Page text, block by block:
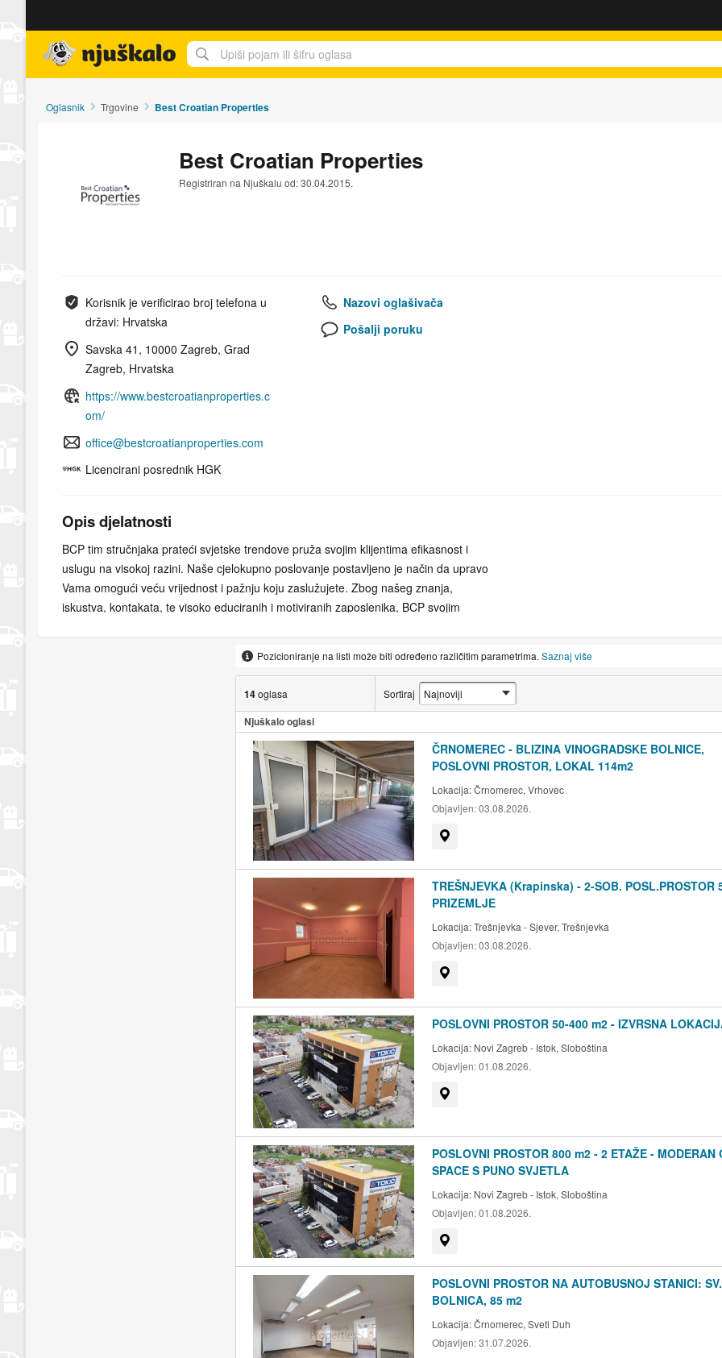
Oglasnik Trgovine Best Croatian Properties
Best Croatian Properties
Registriran na Njuškalu od: 30.04.2015.
Korisnik je verificirao broj telefona u
državi: Hrvatska
Savska 41, 10000 Zagreb, Grad
Zagreb, Hrvatska
https://www.bestcroatianproperties.c
om/
office@bestcroatianproperties.com
Licencirani posrednik HGK
Nazovi oglašivača
Pošalji poruku
Opis djelatnosti
BCP tim stručnjaka prateći svjetske trendove pruža svojim klijentima efikasnost i
uslugu na visokoj razini. Naše cjelokupno poslovanje postavljeno je način da upravo
Vama omogući veću vrijednost i pažnju koju zaslužujete. Zbog našeg znanja,
iskustva, kontakata, te visoko educiranih i motiviranih zaposlenika, BCP svojim
pružamo. Misija BCP teži k tome da se kupoprodaja Vaše nekretnine u Hrvatskoj ili
inozemstvu što je moguće više pojednostavni, te vas u potpunosti oslobodi pratećeg
stresa koji je neminovno vezan uz taj proces pružajući visokokvalitetnu uslugu i
zadovoljavajući zahtjeve svojih klijenata u svakom trenutku.
Pozicioniranje na listi može biti određeno različitim parametrima.Saznaj više
14oglasa Sortiraj
Njuškalo oglasi
ČRNOMEREC - BLIZINA VINOGRADSKE BOLNICE,
POSLOVNI PROSTOR, LOKAL 114m2
Lokacija:Črnomerec, Vrhovec
Objavljen:03.08.2026.
TREŠNJEVKA (Krapinska) - 2-SOB. POSL.PROSTOR
PRIZEMLJE
Lokacija:Trešnjevka - Sjever, Trešnjevka
Objavljen:03.08.2026.
POSLOVNI PROSTOR 50-400 m2 - IZVRSNA
Lokacija: Novi Zagreb - Istok, Sloboština
Objavljen:01.08.2026.
POSLOVNI PROSTOR 800 m2 - 2 ETAŽE - MODERAN
SPACE S PUNO SVJETLA
Lokacija: Novi Zagreb - Istok, Sloboština
Objavljen:01.08.2026.
POSLOVNI PROSTOR NA AUTOBUSNOJ STANICI:
BOLNICA, 85 m2
Lokacija:Črnomerec, Sveti Duh
Objavljen:31.07.2026.